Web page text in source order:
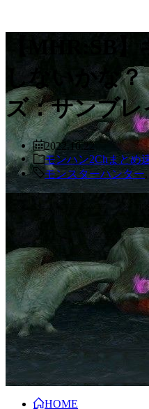
【MHR:SB
しないかな
ズ：サンブレ
2022.10.22
モンハン2Chまとめ
モンスターハンター
HOME